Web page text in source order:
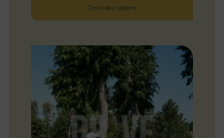
Choix des options